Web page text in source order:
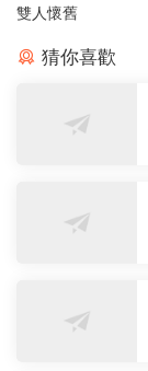
雙人懷舊
猜你喜歡